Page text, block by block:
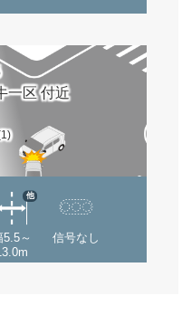
一区 付近
5.5～
他
信号なし